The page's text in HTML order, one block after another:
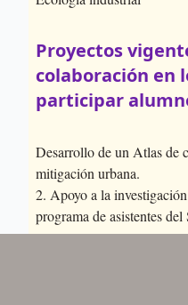
Proyectos
colaboración en
participar
Desarrollo de un Atlas de
mitigación urbana.
2. Apoyo a la
programa de asistentes